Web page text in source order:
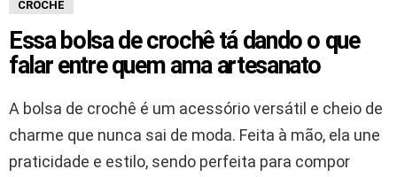
CROCHE
Essa bolsa de crochê tá dando o que
falar entre quem ama artesanato
A bolsa de crochê é um acessório versátil e cheio de
charme que nunca sai de moda. Feita à mão, ela une
praticidade e estilo, sendo perfeita para compor